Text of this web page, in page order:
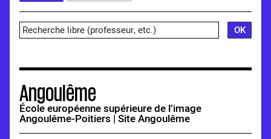
Angoulême
École européenne supérieure de l’image
Angoulême-Poitiers | Site Angoulême